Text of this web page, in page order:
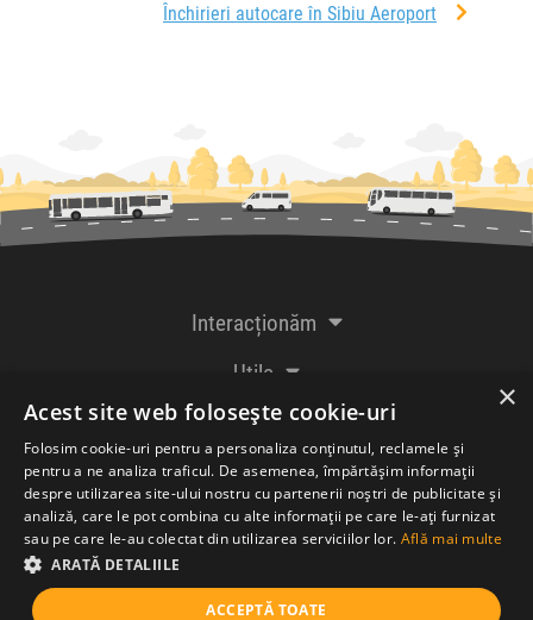
Închirieri autocare în Sibiu Aeroport
Interacționăm
Utile
De la creatorii
Acceptăm plăți cu
×
Acest site web folosește cookie-uri
Folosim cookie-uri pentru a personaliza conținutul, reclamele și
pentru a ne analiza traficul. De asemenea, împărtășim informații
despre utilizarea site-ului nostru cu partenerii noștri de publicitate și
analiză, care le pot combina cu alte informații pe care le-ați furnizat
sau pe care le-au colectat din utilizarea serviciilor lor. Află mai multe
ARATĂ DETALIILE
ACCEPTĂ TOATE